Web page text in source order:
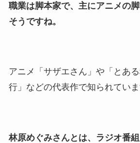
職業は脚本家で、主にアニメの
そうですね。
アニメ「サザエさん」や「とあ
行」などの代表作で知られていま
林原めぐみさんとは、ラジオ番